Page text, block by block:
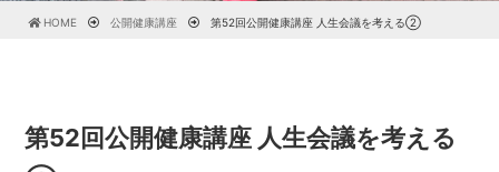
HOME 公開健康講座 第52回公開健康講座 人生会議を考える②
第52回公開健康講座 人生会議を考える